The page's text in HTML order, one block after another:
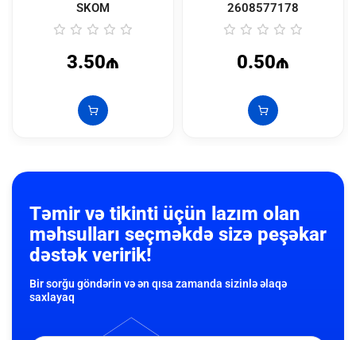
SKOM
3.50₼
2608577178
0.50₼
Təmir və tikinti üçün lazım olan
məhsulları seçməkdə sizə peşəkar
dəstək veririk!
Bir sorğu göndərin və ən qısa zamanda sizinlə əlaqə
saxlayaq